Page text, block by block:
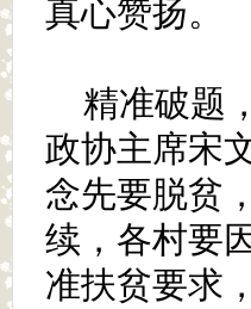
真心赞扬。
精准破题
政协主席宋
念先要脱贫
续，各村要
准扶贫要求